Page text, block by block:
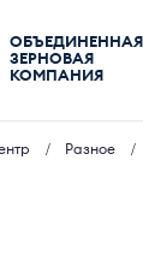
ОБЪЕДИНЕННАЯ
ЗЕРНОВАЯ
КОМПАНИЯ
Разное